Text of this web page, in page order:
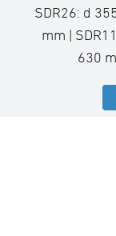
SDR26: d
mm |
630